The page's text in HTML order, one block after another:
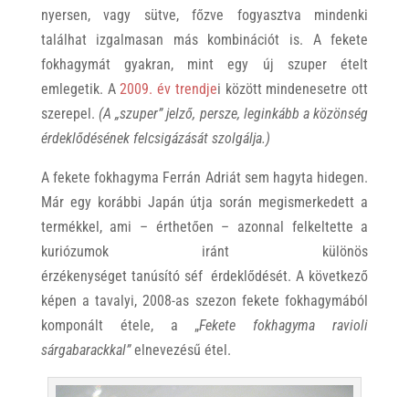
nyersen, vagy sütve, főzve fogyasztva mindenki
találhat izgalmasan más kombinációt is. A fekete
fokhagymát gyakran, mint egy új szuper ételt
emlegetik. A2009. év trendjei között mindenesetre ott
szerepel. (A „szuper” jelző, persze, leginkább a közönség
érdeklődésének felcsigázását szolgálja.)
A fekete fokhagyma Ferrán Adriát sem hagyta hidegen.
Már egy korábbi Japán útja során megismerkedett a
termékkel, ami – érthetően – azonnal felkeltette a
kuriózumok iránt különös
érzékenységet tanúsító séf érdeklődését. A következő
képen a tavalyi, 2008-as szezon fekete fokhagymából
komponált étele, a „Fekete fokhagyma ravioli
sárgabarackkal”elnevezésű étel.